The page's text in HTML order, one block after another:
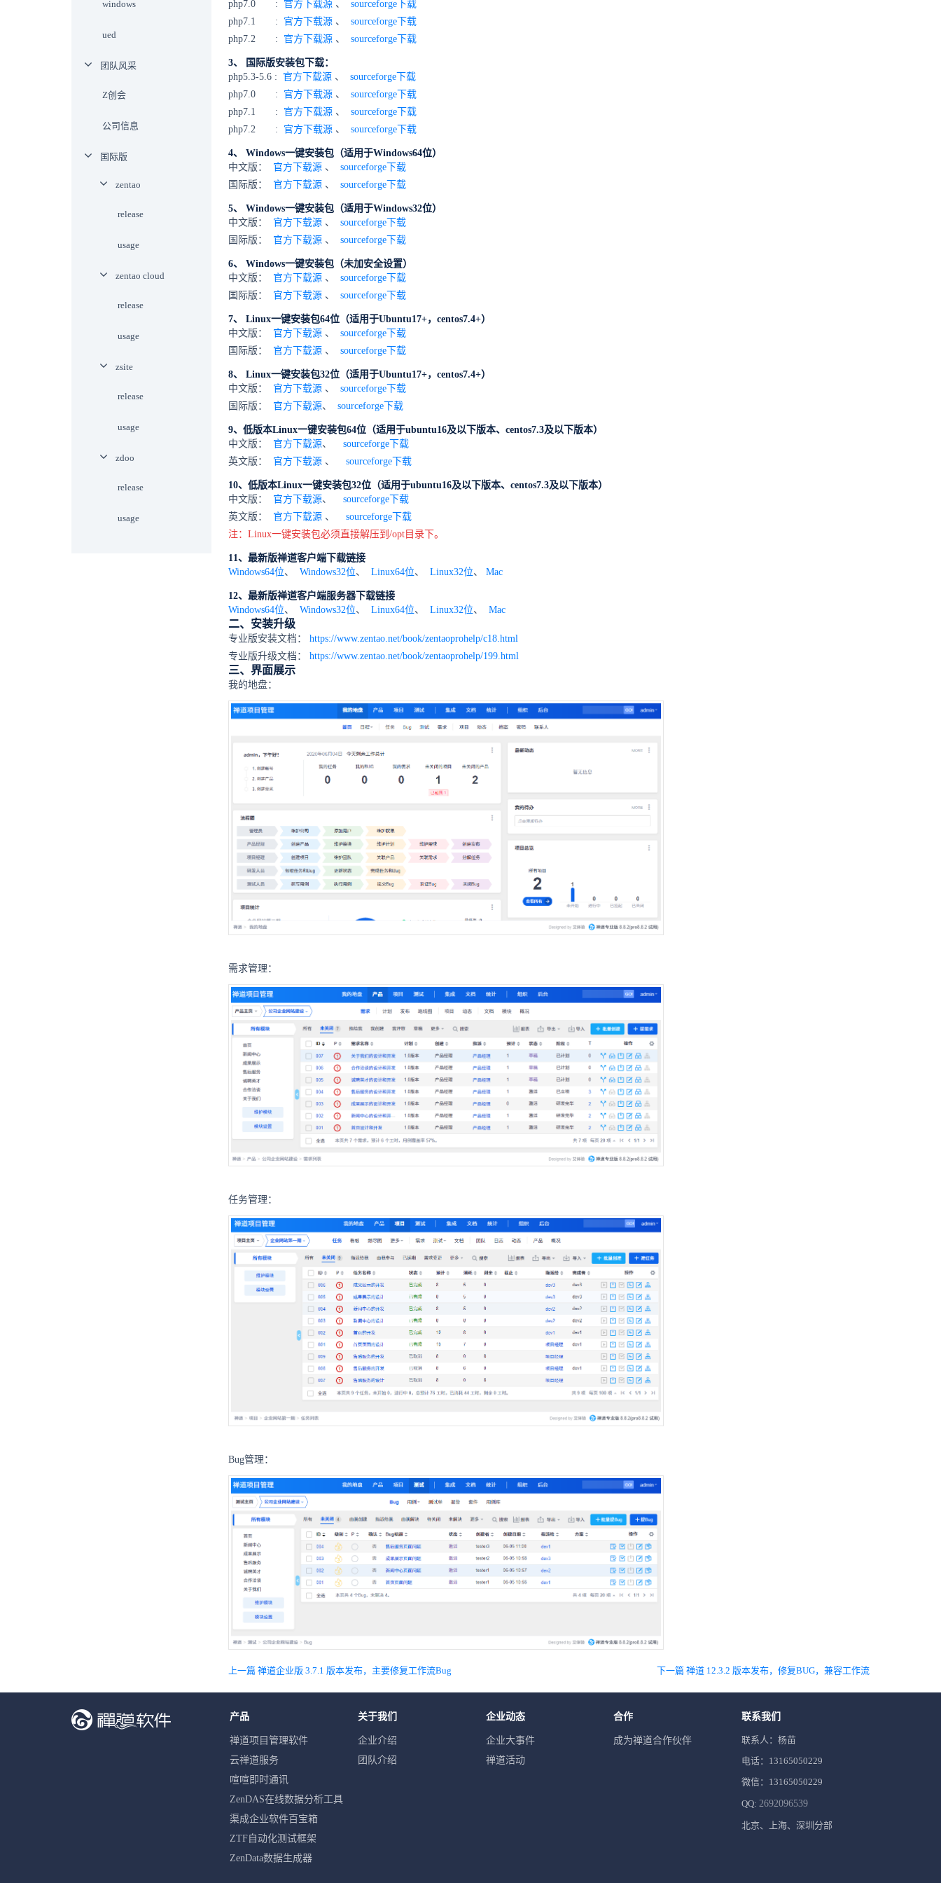
php7.0 : 官方下载源 、 sourceforge下载
php7.1 : 官方下载源 、 sourceforge下载
php7.2 : 官方下载源 、 sourceforge下载
3、 国际版安装包下载：
php5.3-5.6 : 官方下载源 、 sourceforge下载
php7.0 : 官方下载源 、 sourceforge下载
php7.1 : 官方下载源 、 sourceforge下载
php7.2 : 官方下载源 、 sourceforge下载
4、 Windows一键安装包（适用于Windows64位）
中文版： 官方下载源 、 sourceforge下载
国际版： 官方下载源 、 sourceforge下载
5、 Windows一键安装包（适用于Windows32位）
中文版： 官方下载源 、 sourceforge下载
国际版： 官方下载源 、 sourceforge下载
6、 Windows一键安装包（未加安全设置）
中文版： 官方下载源 、 sourceforge下载
国际版： 官方下载源 、 sourceforge下载
7、 Linux一键安装包64位（适用于Ubuntu17+，centos7.4+）
中文版： 官方下载源 、 sourceforge下载
国际版： 官方下载源 、 sourceforge下载
8、 Linux一键安装包32位（适用于Ubuntu17+，centos7.4+）
中文版： 官方下载源 、 sourceforge下载
国际版： 官方下载源、 sourceforge下载
9、低版本Linux一键安装包64位（适用于ubuntu16及以下版本、centos7.3及以下版本）
中文版： 官方下载源、 sourceforge下载
英文版： 官方下载源 、 sourceforge下载
10、低版本Linux一键安装包32位（适用于ubuntu16及以下版本、centos7.3及以下版本）
中文版： 官方下载源、 sourceforge下载
英文版： 官方下载源 、 sourceforge下载
注：Linux一键安装包必须直接解压到/opt目录下。
11、最新版禅道客户端下载链接
Windows64位、 Windows32位、 Linux64位、 Linux32位、 Mac
12、最新版禅道客户端服务器下载链接
Windows64位、 Windows32位、 Linux64位、 Linux32位、 Mac
二、安装升级
专业版安装文档： https://www.zentao.net/book/zentaoprohelp/c18.html
专业版升级文档： https://www.zentao.net/book/zentaoprohelp/199.html
三、界面展示
我的地盘：
需求管理：
任务管理：
Bug管理：
上一篇 禅道企业版 3.7.1 版本发布，主要修复工作流Bug 下一篇 禅道 12.3.2 版本发布，修复BUG，兼容工作流
windows
ued
团队风采
Z创会
公司信息
国际版
zentao
release
usage
zentao cloud
release
usage
zsite
release
usage
zdoo
release
usage
产品
禅道项目管理软件
云禅道服务
喧喧即时通讯
ZenDAS在线数据分析工具
渠成企业软件百宝箱
ZTF自动化测试框架
ZenData数据生成器
关于我们
企业介绍
团队介绍
企业动态
企业大事件
禅道活动
合作
成为禅道合作伙伴
联系我们
联系人：杨苗
电话：13165050229
微信：13165050229
QQ: 2692096539
北京、上海、深圳分部